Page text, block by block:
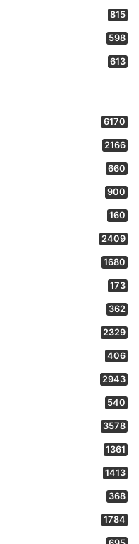
815
598
613
6170
2166
660
900
160
2409
1680
173
362
2329
406
2943
540
3578
1361
1413
368
1784